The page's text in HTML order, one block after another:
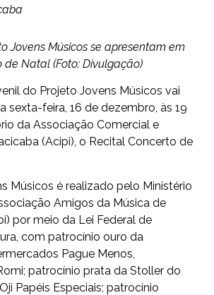
Jovens Músicos se apresentam em
de Natal (Foto: Divulgação)
do Projeto Jovens Músicos vai
sexta-feira, 16 de dezembro, às 19
da Associação Comercial e
(Acipi), o Recital Concerto de
Músicos é realizado pelo Ministério
Amigos da Música de
por meio da Lei Federal de
com patrocínio ouro da
Pague Menos,
patrocínio prata da Stoller do
Papéis Especiais; patrocínio